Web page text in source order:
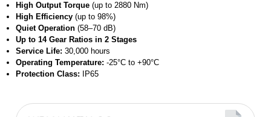
High Output Torque(up to 2880 Nm)
High Efficiency(up to 98%)
Quiet Operation(58–70 dB)
Up to 14 Gear Ratios in 2 Stages
Service Life: 30,000 hours
Operating Temperature: -25°C to +90°C
Protection Class: IP65